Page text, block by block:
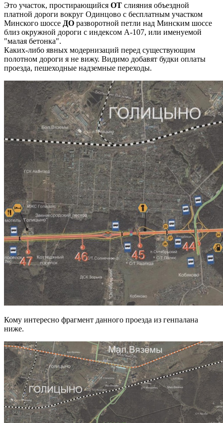
Это участок, простирающийся ОТ слияния объездной
платной дороги вокруг Одинцово с бесплатным участком
Минского шоссе ДО разворотной петли над Минским шоссе
близ окружной дороги с индексом А-107, или именуемой
"малая бетонка".
Каких-либо явных модернизаций перед существующим
полотном дороги я не вижу. Видимо добавят будки оплаты
проезда, пешеходные надземные переходы.
Кому интересно фрагмент данного проезда из генпалана
ниже.